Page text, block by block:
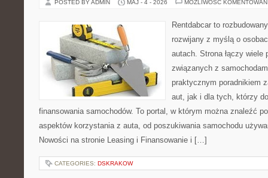
POSTED BY ADMIN MAJ - 4 - 2026 MOŻLIWOŚĆ
Rentdabcar to
rozwijany z myślą o
autach. Strona łączy wiele
związanych z
praktycznym poradnikiem
aut, jak i dla tych, którzy
finansowania samochodów. To portal, w którym można znaleźć
aspektów korzystania z auta, od poszukiwania samochodu
Nowości na stronie Leasing i Finansowanie i […]
CATEGORIES: DSKRAKOW